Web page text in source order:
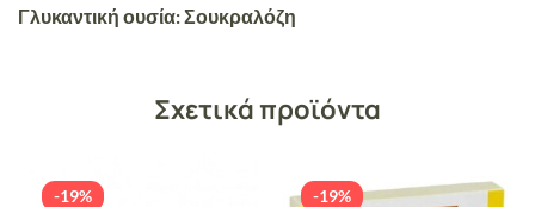
Γλυκαντική ουσία:Σουκραλόζη
Σχετικά προϊόντα
-19% -19%